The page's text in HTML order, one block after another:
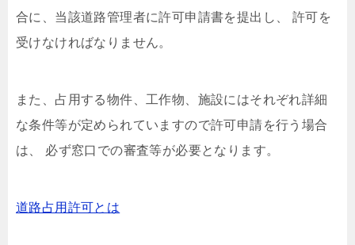
合に、当該道路管理者に許可申請書を提出し、 許可を
受けなければなりません。
また、占用する物件、工作物、施設にはそれぞれ詳細
な条件等が定められていますので許可申請を行う場合
は、 必ず窓口での審査等が必要となります。
道路占用許可とは